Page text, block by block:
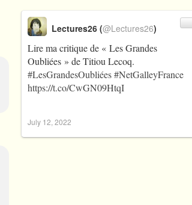
Lire ma critique de « Les Grandes
Oubliées » de Titiou Lecoq.
#LesGrandesOubliées#NetGalleyFrance
https://t.co/CwGN09HtqI
Lectures26 (@Lectures26)
July 12, 2022